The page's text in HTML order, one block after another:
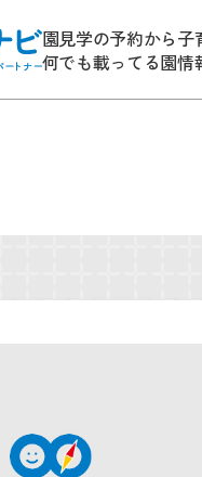
園見学の予約から子
何でも載ってる園情